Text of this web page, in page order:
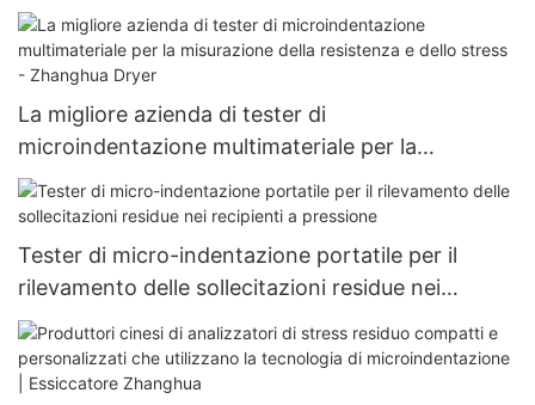
La migliore azienda di tester di
microindentazione multimateriale per la
misurazione della resistenza e dello stress -
Zhanghua Dryer
Tester di micro-indentazione portatile per il
rilevamento delle sollecitazioni residue nei
recipienti a pressione